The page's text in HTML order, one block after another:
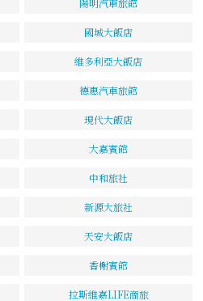
國城大飯店
維多利亞大飯店
德惠汽車旅館
現代大飯店
大嘉賓館
中和旅社
新源大旅社
天安大飯店
香榭賓館
拉斯維嘉LIFE商旅